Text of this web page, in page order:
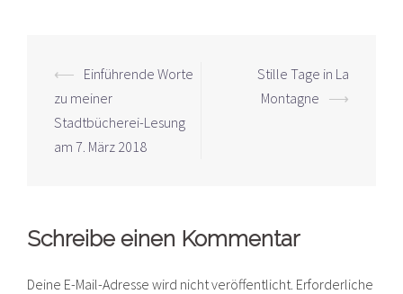
Beitrags-
Navigation
⟵ Einführende Worte
zu meiner
Stadtbücherei-Lesung
am 7. März 2018
Stille Tage in La
Montagne ⟶
Schreibe einen Kommentar
Deine E-Mail-Adresse wird nicht veröffentlicht. Erforderliche